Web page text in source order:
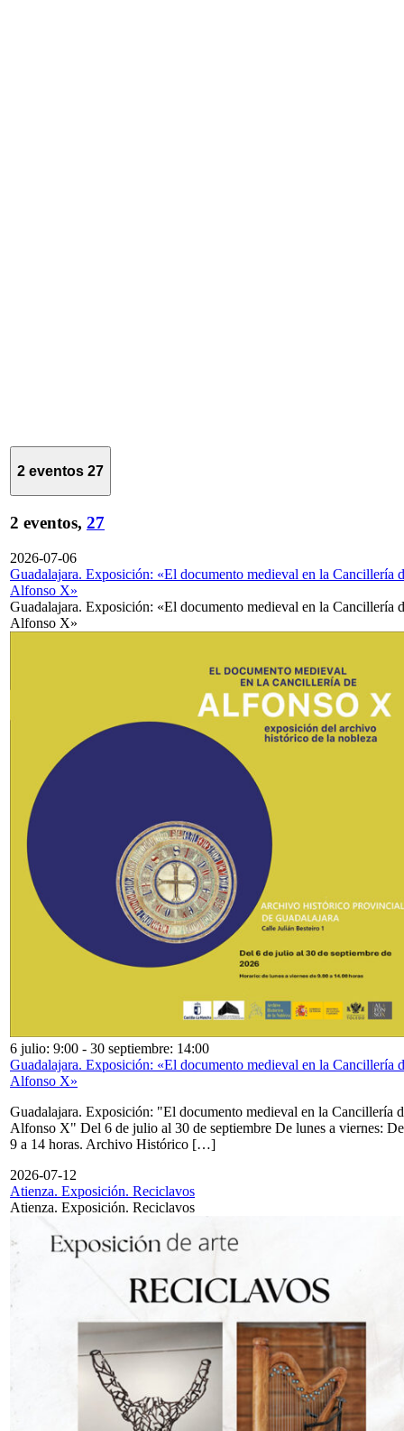
2 eventos 27
2 eventos, 27
2026-07-06
Guadalajara. Exposición: «El documento medieval en la Cancillería
Alfonso X»
Guadalajara. Exposición: «El documento medieval en la Cancillería
Alfonso X»
6 julio: 9:00 - 30 septiembre: 14:00
Guadalajara. Exposición: «El documento medieval en la Cancillería
Alfonso X»
Guadalajara. Exposición: "El documento medieval en la Cancillería
Alfonso X" Del 6 de julio al 30 de septiembre De lunes a viernes: De
9 a 14 horas. Archivo Histórico […]
2026-07-12
Atienza. Exposición. Reciclavos
Atienza. Exposición. Reciclavos